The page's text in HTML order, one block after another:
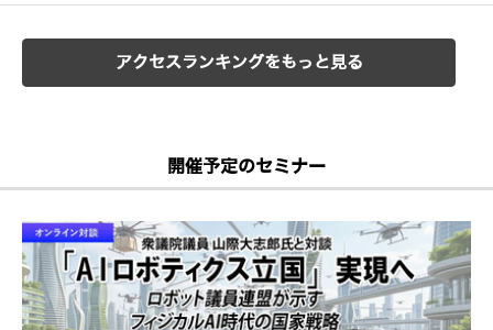
アクセスランキングをもっと見る
開催予定のセミナー